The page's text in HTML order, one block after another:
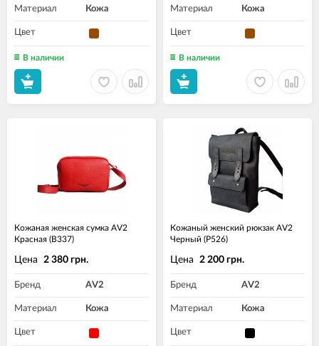
Материал Кожа
Цвет
В наличии
Материал Кожа
Цвет
В наличии
Кожаная женская сумка AV2
Красная (B337)
Цена 2 380 грн.
Бренд AV2
Материал Кожа
Цвет
Кожаный женский рюкзак AV2
Черный (P526)
Цена 2 200 грн.
Бренд AV2
Материал Кожа
Цвет